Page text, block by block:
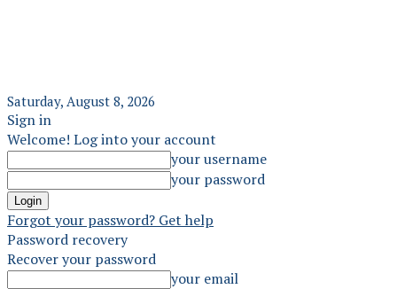
Saturday, August 8, 2026
Sign in
Welcome! Log into your account
your username
your password
Forgot your password? Get help
Password recovery
Recover your password
your email